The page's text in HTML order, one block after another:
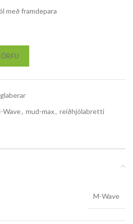
með framdepara
Wave, mud-max, reiðhjólabretti
M-Wave